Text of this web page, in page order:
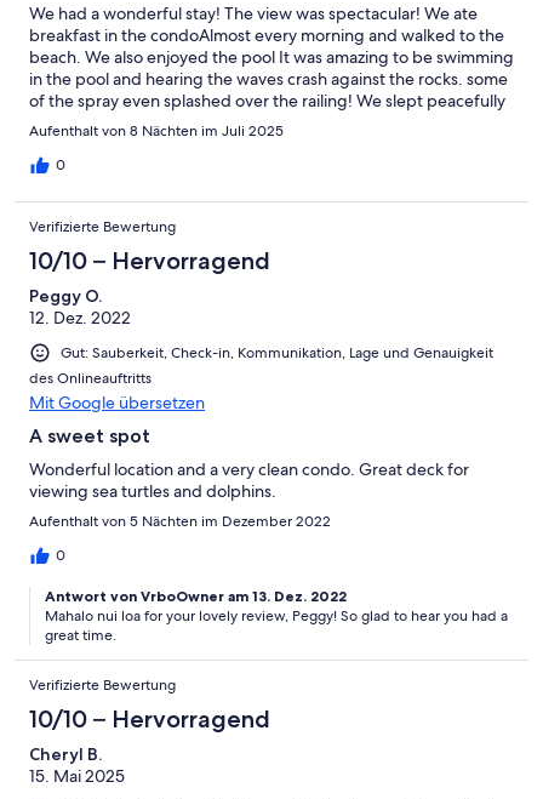
We had a wonderful stay! The view was spectacular! We ate
breakfast in the condoAlmost every morning and walked to the
beach. We also enjoyed the pool It was amazing to be swimming
in the pool and hearing the waves crash against the rocks. some
of the spray even splashed over the railing! We slept peacefully
every night in the comfortable beds. We will be back.
Aufenthalt von 8 Nächten im Juli 2025
0
Verifizierte Bewertung
10/10 – Hervorragend
Peggy O.
12. Dez. 2022
Gut: Sauberkeit, Check-in, Kommunikation, Lage und Genauigkeit
des Onlineauftritts
Mit Google übersetzen
A sweet spot
Wonderful location and a very clean condo. Great deck for
viewing sea turtles and dolphins.
Aufenthalt von 5 Nächten im Dezember 2022
0
Antwort von VrboOwner am 13. Dez. 2022
Mahalo nui loa for your lovely review, Peggy! So glad to hear you had a
great time.
Verifizierte Bewertung
10/10 – Hervorragend
Cheryl B.
15. Mai 2025